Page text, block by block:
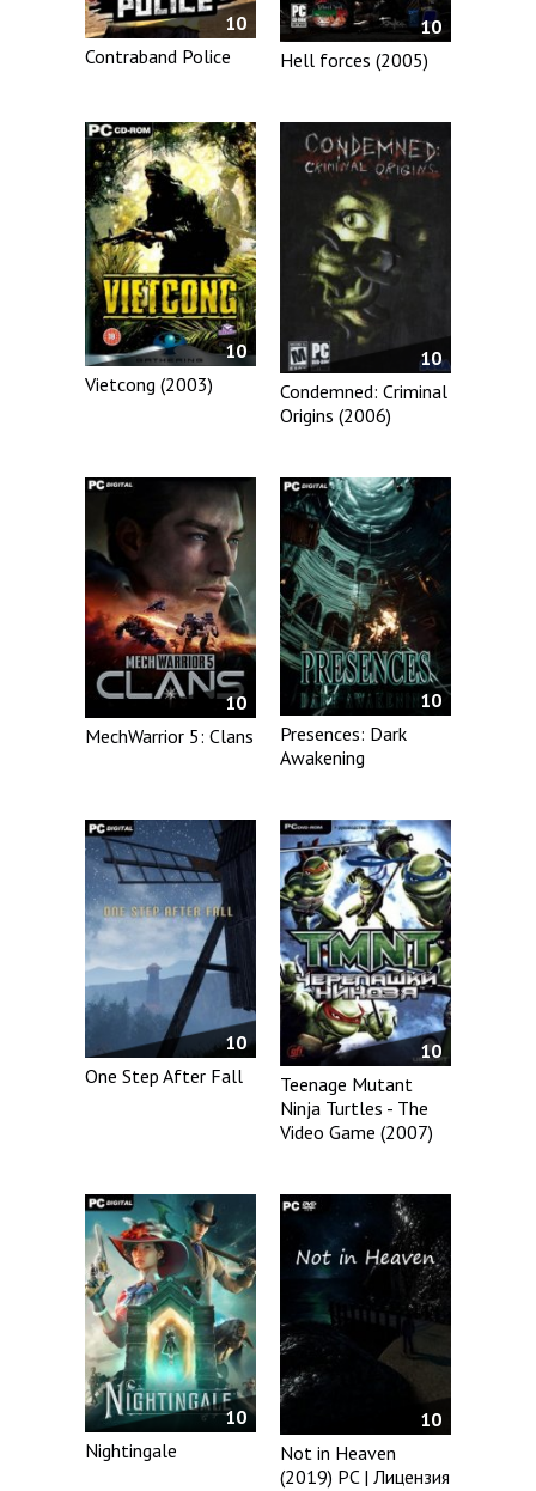
10
Contraband Police
10
Hell forces (2005)
10
Vietcong (2003)
10
Condemned: Criminal
Origins (2006)
10
MechWarrior 5: Clans
10
Presences: Dark
Awakening
10
One Step After Fall
10
Teenage Mutant
Ninja Turtles - The
Video Game (2007)
10
Nightingale
10
Not in Heaven
(2019) PC | Лицензия